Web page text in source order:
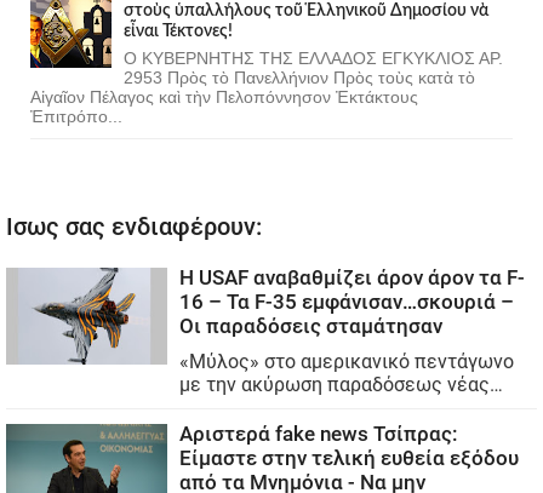
στοὺς ὑπαλλήλους τοῦ Ἑλληνικοῦ Δημοσίου νὰ
εἶναι Τέκτονες!
Ο ΚΥΒΕΡΝΗΤΗΣ ΤΗΣ ΕΛΛΑΔΟΣ ΕΓΚΥΚΛΙΟΣ ΑΡ.
2953 Πρὸς τὸ Πανελλήνιον Πρὸς τοὺς κατὰ τὸ
Αἰγαῖον Πέλαγος καὶ τὴν Πελοπόννησον Ἐκτάκτους
Ἐπιτρόπο...